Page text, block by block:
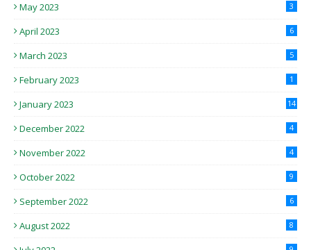
May 2023 3
April 2023 6
March 2023 5
February 2023 1
January 2023 14
December 2022 4
November 2022 4
October 2022 9
September 2022 6
August 2022 8